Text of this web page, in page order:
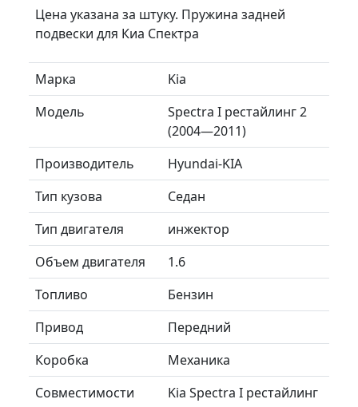
Цена указана за штуку. Пружина задней
подвески для Киа Спектра
Марка
Kia
Модель
Spectra I рестайлинг 2
(2004—2011)
Производитель
Hyundai-KIA
Тип кузова
Седан
Тип двигателя
инжектор
Объем двигателя
1.6
Топливо
Бензин
Привод
Передний
Коробка
Механика
Совместимости
Kia Spectra I рестайлинг